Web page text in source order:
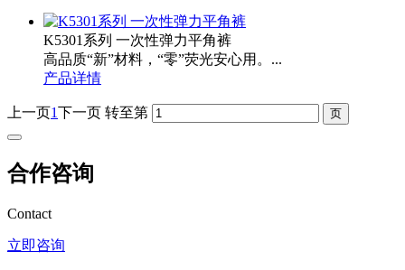
K5301系列 一次性弹力平角裤
高品质“新”材料，“零”荧光安心用。...
产品详情
上一页1下一页 转至第
合作咨询
Contact
立即咨询